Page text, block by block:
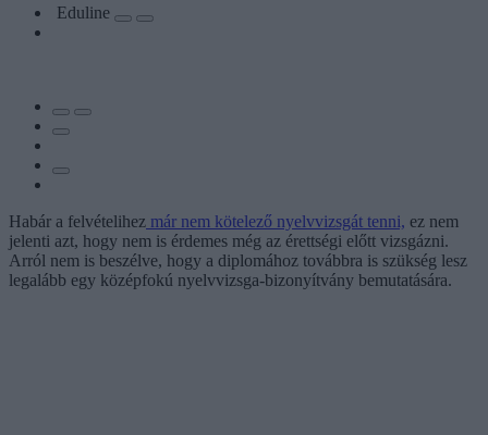
Eduline
Habár a felvételihez már nem kötelező nyelvvizsgát tenni, ez nem
jelenti azt, hogy nem is érdemes még az érettségi előtt vizsgázni.
Arról nem is beszélve, hogy a diplomához továbbra is szükség lesz
legalább egy középfokú nyelvvizsga-bizonyítvány bemutatására.